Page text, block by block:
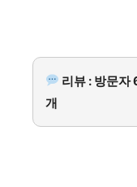
리뷰 : 방문
개